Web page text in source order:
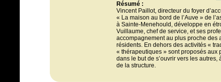
Résumé :
Vincent Paillot, directeur du foyer
« La maison au bord de l’Auve » de
à Sainte-Menehould, développe en
Vuillaume, chef de service, et ses
accompagnement au plus proche des
résidents. En dehors des activités «
« thérapeutiques » sont proposés aux
dans le but de s’ouvrir vers les autres,
de la structure.